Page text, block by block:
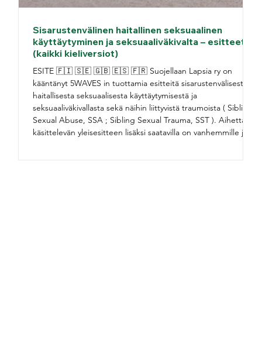
Sisarustenvälinen haitallinen seksuaalinen
käyttäytyminen ja seksuaaliväkivalta – esitteet
(kaikki kieliversiot)
ESITE 🇫🇮 🇸🇪 🇬🇧 🇪🇸 🇫🇷 Suojellaan Lapsia ry on
kääntänyt 5WAVES in tuottamia esitteitä sisarustenvälisestä
haitallisesta seksuaalisesta käyttäytymisestä ja
seksuaaliväkivallasta sekä näihin liittyvistä traumoista ( Sibling
Sexual Abuse, SSA ; Sibling Sexual Trauma, SST ). Aihetta
käsittelevän yleisesitteen lisäksi saatavilla on vanhemmille ja